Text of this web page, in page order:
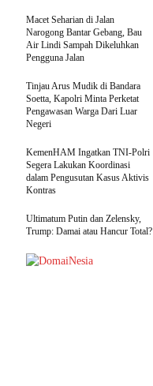
Macet Seharian di Jalan
Narogong Bantar Gebang, Bau
Air Lindi Sampah Dikeluhkan
Pengguna Jalan
Tinjau Arus Mudik di Bandara
Soetta, Kapolri Minta Perketat
Pengawasan Warga Dari Luar
Negeri
KemenHAM Ingatkan TNI-Polri
Segera Lakukan Koordinasi
dalam Pengusutan Kasus Aktivis
Kontras
Ultimatum Putin dan Zelensky,
Trump: Damai atau Hancur Total?